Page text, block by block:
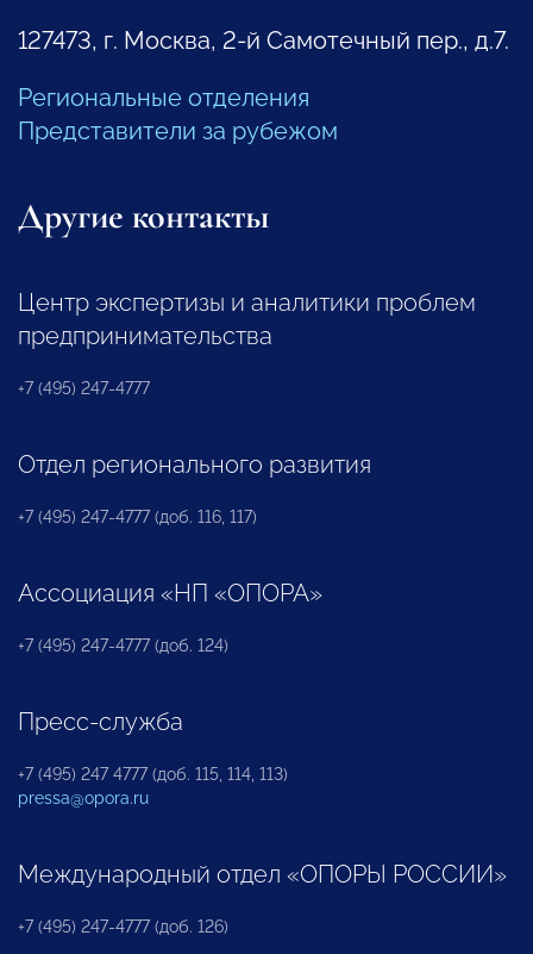
127473, г. Москва, 2-й Самотечный пер., д.7.
Региональные отделения
Представители за рубежом
Другие контакты
Центр экспертизы и аналитики проблем
предпринимательства
+7 (495) 247-4777
Отдел регионального развития
+7 (495) 247-4777 (доб. 116, 117)
Ассоциация «НП «ОПОРА»
+7 (495) 247-4777 (доб. 124)
Пресс-служба
+7 (495) 247 4777 (доб. 115, 114, 113)
pressa@opora.ru
Международный отдел «ОПОРЫ РОССИИ»
+7 (495) 247-4777 (доб. 126)